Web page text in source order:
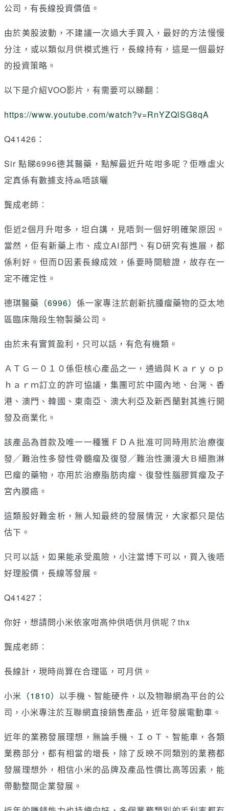
公司，有長線投資價值。
由於美股波動，不建議一次過大手買入，最好的方法慢慢
分注，或以類似月供模式進行，長線持有，這是一個最好
的投資策略。
以下是介紹VOO影片，有需要可以睇翻︰
https://www.youtube.com/watch?v=RnYZQlSG8qA
Q41426：
Sir 點睇6996德其醫藥，點解最近升咗咁多呢？佢喺虛火
定真係有數據支持🙏唔該曬
龔成老師︰
佢近2個月升咁多，坦白講，見唔到一個好明確架原因。
當然，佢有新藥上市、成立AI部門、有D研究有進展，都
係利好。但而D因素長線成效，係要時間驗證，故存在一
定不確定性。
德琪醫藥 （6996）係一家專注於創新抗腫瘤藥物的亞太地
區臨床階段生物製藥公司。
由於未有實質盈利，只可以話，有危有機類。
ＡＴＧ－０１０係佢核心產品之一，通過與Ｋａｒｙｏｐ
ｈａｒｍ訂立的許可協議，集團可於中國內地、台灣、香
港、澳門、韓國、東南亞、澳大利亞及新西蘭對其進行開
發及商業化。
該產品為首款及唯一一種獲ＦＤＡ批准可同時用於治療復
發╱難治性多發性骨髓瘤及復發╱難治性瀰漫大Ｂ細胞淋
巴瘤的藥物，亦用於治療脂肪肉瘤、復發性腦膠質瘤及子
宮內膜癌。
這類股好難金析，無人知最終的發展情況，大家都只是估
估下。
只可以話，如果能承受風險，小注當博下可以，買入後唔
好理股價，長線等發展。
Q41427：
你好，想請問小米依家咁高仲供唔供月供呢？thx
龔成老師︰
長線計，現時尚算在合理區，可月供。
小米 （1810）以手機、智能硬件，以及物聯網為平台的公
司，小米專注於互聯網直接銷售產品，近年發展電動車。
近年的業務發展理想，無論手機、ＩｏＴ、智能車，各類
業務部分，都有相當的增長，除了反映不同類別的業務都
發展理想外，相信小米的品牌及產品性價比高等因素，能
帶動整間企業發展。